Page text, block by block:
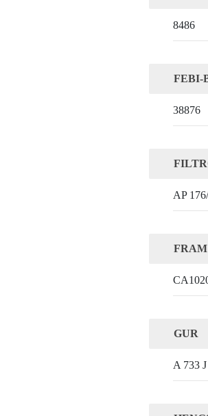
8486
FEBI-
38876
AP
FRAM
GUR
A 733 J